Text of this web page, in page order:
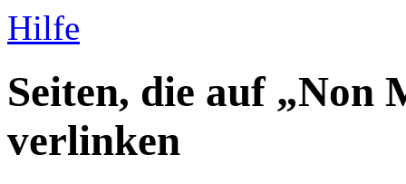
Hilfe
Seiten, die auf „Non
verlinken